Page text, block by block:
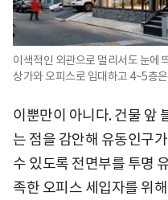
이색적인 외관으로 멀리서도 눈에
상가와 오피스로 임대하고 4~5층
이뿐만이 아니다. 건물 앞
는 점을 감안해 유동인구
수 있도록 전면부를 투명
족한 오피스 세입자를 위